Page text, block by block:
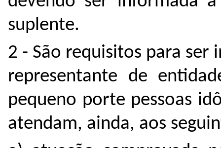
suplente.
2 - São requisitos para ser
representante de
pequeno porte pessoas
atendam, ainda, aos